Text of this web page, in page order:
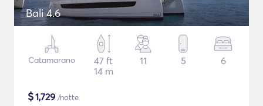
Bali 4.6
Catamarano
47 ft
14 m
11 5 6
$1,729 /notte